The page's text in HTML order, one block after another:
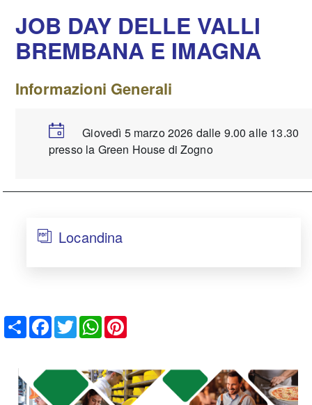
JOB DAY DELLE VALLI
BREMBANA E IMAGNA
Informazioni Generali
Giovedì 5 marzo 2026 dalle 9.00 alle 13.30
presso la Green House di Zogno
Locandina
ShareFacebook
TwitterWhatsApp